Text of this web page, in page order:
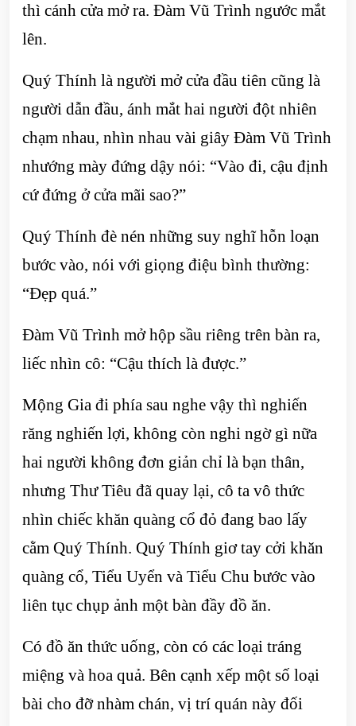
thì cánh cửa mở ra. Đàm Vũ Trình ngước mắt
lên.
Quý Thính là người mở cửa đầu tiên cũng là
người dẫn đầu, ánh mắt hai người đột nhiên
chạm nhau, nhìn nhau vài giây Đàm Vũ Trình
nhướng mày đứng dậy nói: “Vào đi, cậu định
cứ đứng ở cửa mãi sao?”
Quý Thính đè nén những suy nghĩ hỗn loạn
bước vào, nói với giọng điệu bình thường:
“Đẹp quá.”
Đàm Vũ Trình mở hộp sầu riêng trên bàn ra,
liếc nhìn cô: “Cậu thích là được.”
Mộng Gia đi phía sau nghe vậy thì nghiến
răng nghiến lợi, không còn nghi ngờ gì nữa
hai người không đơn giản chỉ là bạn thân,
nhưng Thư Tiêu đã quay lại, cô ta vô thức
nhìn chiếc khăn quàng cổ đỏ đang bao lấy
cằm Quý Thính. Quý Thính giơ tay cởi khăn
quàng cổ, Tiểu Uyển và Tiểu Chu bước vào
liên tục chụp ảnh một bàn đầy đồ ăn.
Có đồ ăn thức uống, còn có các loại tráng
miệng và hoa quả. Bên cạnh xếp một số loại
bài cho đỡ nhàm chán, vị trí quán này đối